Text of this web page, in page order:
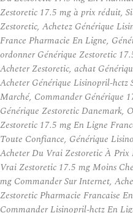
Zestoretic 17.5 mg à prix réduit,
Zestoretic, Achetez Générique
France Pharmacie En Ligne,
ordonner Générique Zestoretic
Acheter Zestoretic, achat
Acheter Générique Lisinopril-hctz
Marché, Commander Générique
Générique Zestoretic Danemark,
Zestoretic 17.5 mg En Ligne
Toute Confiance, Générique
Acheter Du Vrai Zestoretic À Prix
Vrai Zestoretic 17.5 mg Moins
mg Commander Sur Internet,
Zestoretic Pharmacie Francaise
Commander Lisinopril-hctz En